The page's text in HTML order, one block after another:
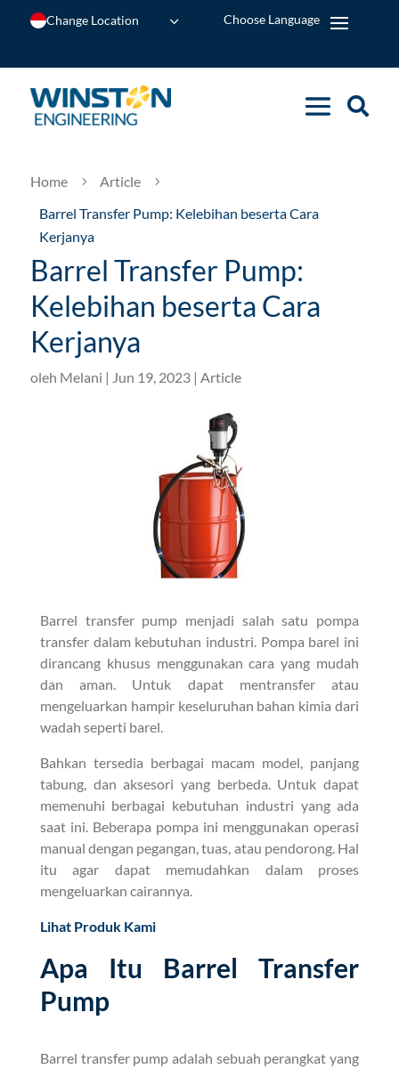
Change Location
Home 5 Article 5
Barrel Transfer Pump: Kelebihan beserta Cara
Kerjanya
Barrel Transfer Pump:
Kelebihan beserta Cara
Kerjanya
oleh Melani | Jun 19, 2023| Article
Barrel transfer pump menjadi salah satu pompa
transfer dalam kebutuhan industri. Pompa barel ini
dirancang khusus menggunakan cara yang mudah
dan aman. Untuk dapat mentransfer atau
mengeluarkan hampir keseluruhan bahan kimia dari
wadah seperti barel.
Bahkan tersedia berbagai macam model, panjang
tabung, dan aksesori yang berbeda. Untuk dapat
memenuhi berbagai kebutuhan industri yang ada
saat ini. Beberapa pompa ini menggunakan operasi
manual dengan pegangan, tuas, atau pendorong. Hal
itu agar dapat memudahkan dalam proses
mengeluarkan cairannya.
Lihat Produk Kami
Apa Itu Barrel Transfer
Pump
Barrel transfer pump adalah sebuah perangkat yang